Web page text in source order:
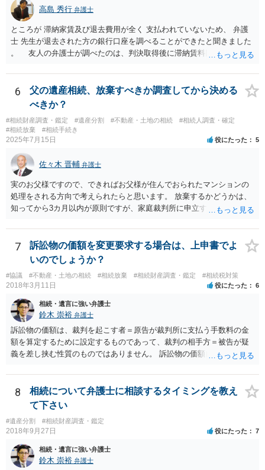
高島 秀行 弁護士
ところが 滞納家賃及び退去費用が全く 支払われていないため、 弁護
士 先生が退去された方の銀行口座を調べることができたと聞きました
。 友人の弁護士が調べたのは、判決取得後に滞納賃料回収のため
預金の入出金履歴を調べたわけではありません。 残念ながら、事案
や目的も異なりますし、開示の内容も異なります。
6
父の遺産相続、放棄すべきか調査してから決める
べきか？
#相続財産調査・鑑定 #遺産分割 #不動産・土地の相続
#相続人調査・確定
#相続放棄
#相続手続き
2025年7月15日 役にたった 5
佐々木 晋輔 弁護士
実のお父様ですので、できればお父様が住んでおられたマンションの
処理をされる方向で考えられたらと思います。 放棄するかどうかは、
知ってから3カ月以内が原則ですが、家庭裁判所に申立すれば3カ月の
放棄するかどうか決めることができます。 銀行やサラ金が数年も放置
することはありませんので、数年後に借金が発見される可能性はほぼ
ありません。 なお、私が扱った相続放棄を検討していた案件で、期間
伸長して調査したところ、サラ金に対する過払金など相当な財産が見
つかったため相続したという事例がありました。
7
訴訟物の価額を変更要求する場合は、上申書でよ
いのでしょうか？
#協議 #不動産・土地の相続 #相続放棄 #相続財産調査・鑑定 #相続税対策
2018年3月11日 役にたった 6
相続・遺言に強い弁護士
鈴木 崇裕 弁護士
訴訟物の価額は、裁判を起こす者＝原告が裁判所に支払う手数料の金
額を算定するために設定するものであって、裁判の相手方＝被告が疑
義を差し挟む性質のものではありません。 訴訟物の価額自体が裁判の
したとしても、変更されることはありません。
8
相続について弁護士に相談するタイミングを教え
て下さい
#遺産分割 #相続財産調査・鑑定
2018年9月27日 役にたった 7
相続・遺言に強い弁護士
鈴木 崇裕 弁護士